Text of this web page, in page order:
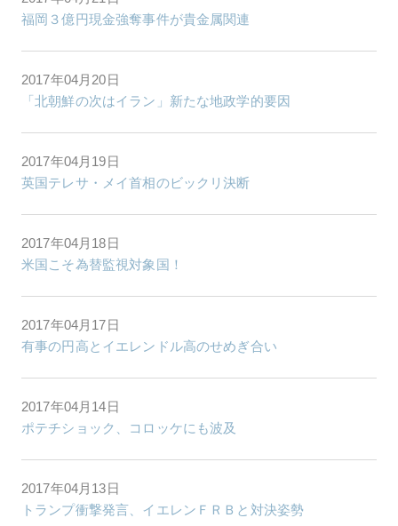
福岡３億円現金強奪事件が貴金属関連
2017年04月20日
「北朝鮮の次はイラン」新たな地政学的要因
2017年04月19日
英国テレサ・メイ首相のビックリ決断
2017年04月18日
米国こそ為替監視対象国！
2017年04月17日
有事の円高とイエレンドル高のせめぎ合い
2017年04月14日
ポテチショック、コロッケにも波及
2017年04月13日
トランプ衝撃発言、イエレンＦＲＢと対決姿勢